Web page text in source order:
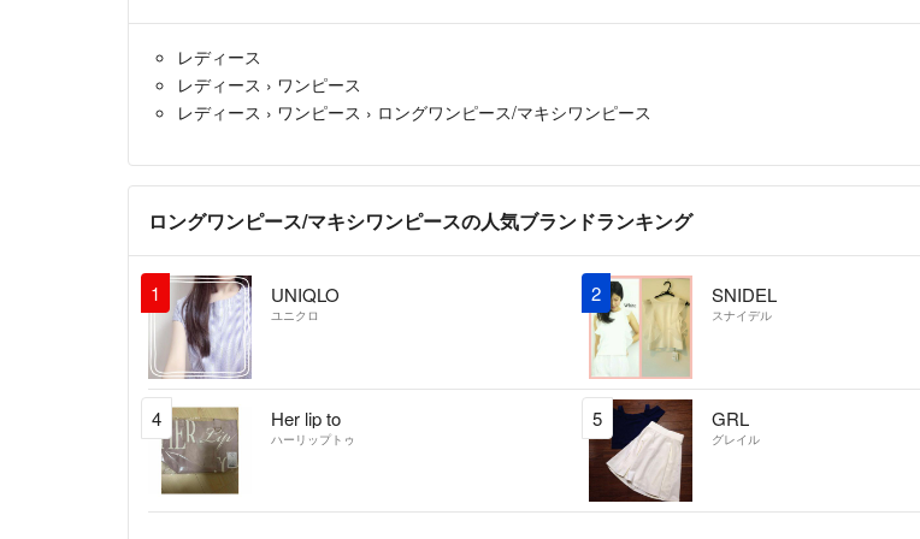
レディース
レディース › ワンピース
レディース › ワンピース › ロングワンピース/マキシワンピース
ロングワンピース/マキシワンピースの人気ブランドランキング
1 UNIQLO
ユニクロ
2 SNIDEL
スナイデル
4 Her lip to
ハーリップトゥ
5 GRL
グレイル